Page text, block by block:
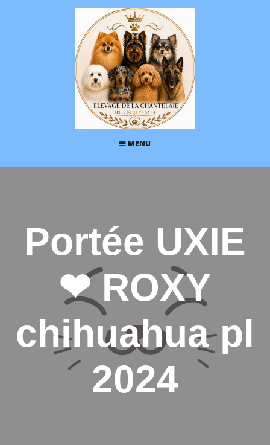
MENU
Portée UXIE
❤ ROXY
chihuahua pl
2024